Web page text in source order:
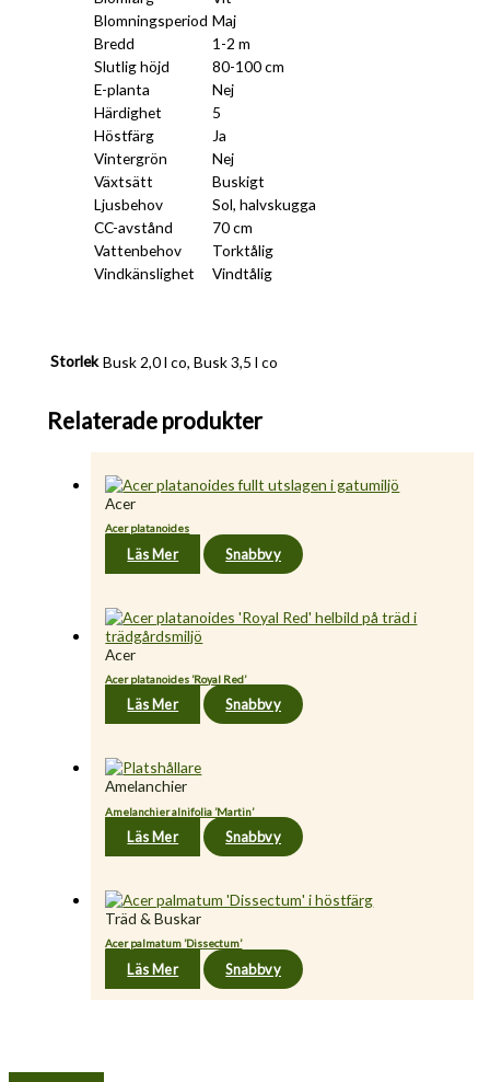
Blomningsperiod Maj
Bredd
1-2 m
Slutlig höjd
80-100 cm
E-planta
Nej
Härdighet
5
Höstfärg
Ja
Vintergrön
Nej
Växtsätt
Buskigt
Ljusbehov
Sol, halvskugga
CC-avstånd
70 cm
Vattenbehov
Torktålig
Vindkänslighet
Vindtålig
Storlek Busk 2,0 l co, Busk 3,5 l co
Relaterade produkter
Acer
Acer platanoides
Läs Mer Snabbvy
Acer
Acer platanoides ’Royal Red’
Läs Mer Snabbvy
Amelanchier
Amelanchier alnifolia ’Martin’
Läs Mer Snabbvy
Träd & Buskar
Acer palmatum ’Dissectum’
Läs Mer Snabbvy